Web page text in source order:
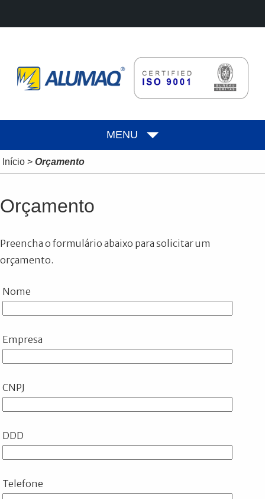
MENU
Início> Orçamento
Orçamento
Preencha o formulário abaixo para solicitar um
orçamento.
Nome
Empresa
CNPJ
DDD
Telefone